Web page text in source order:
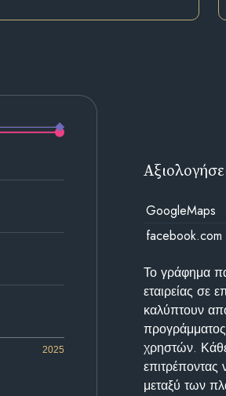
2025
GoogleMaps
facebook.com
Το γράφημα
εταιρείας σε
καλύπτουν
προγράμματος
χρηστών. Κάθε
μεταξύ των